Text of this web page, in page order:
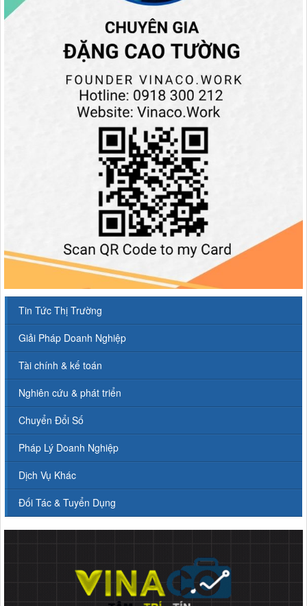
Tin Tức Thị Trường
Giải Pháp Doanh Nghiệp
Tài chính & kế toán
Nghiên cứu & phát triển
Chuyển Đổi Số
Pháp Lý Doanh Nghiệp
Dịch Vụ Khác
Đối Tác & Tuyển Dụng